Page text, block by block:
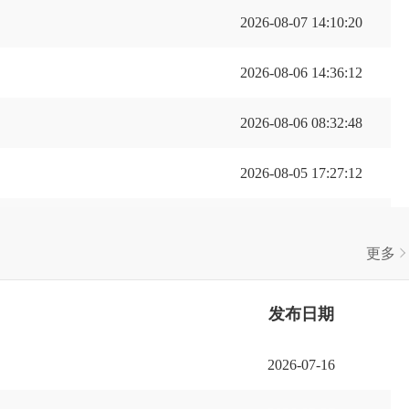
2026-08-07 14:10:20
2026-08-06 14:36:12
2026-08-06 08:32:48
2026-08-05 17:27:12
更多
发布日期
2026-07-16